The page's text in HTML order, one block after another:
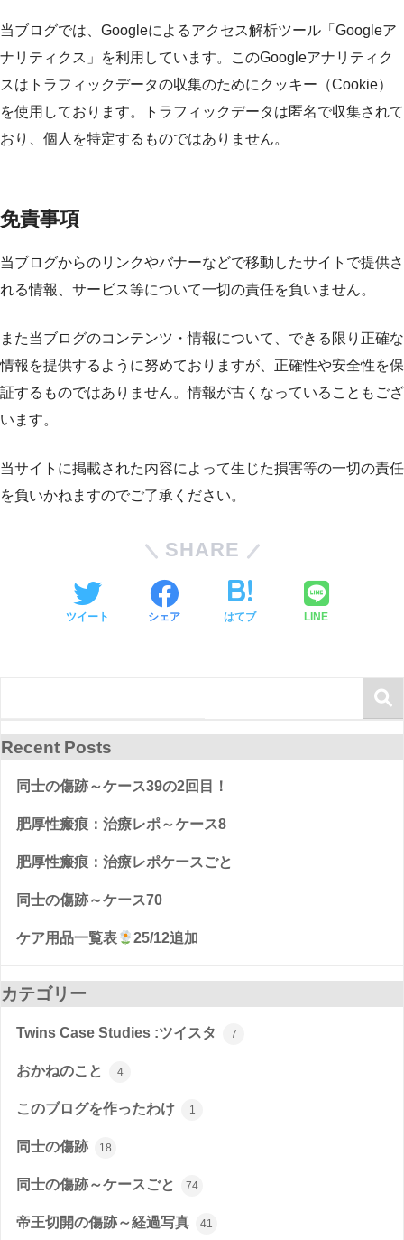
当ブログでは、Googleによるアクセス解析ツール「Googleア
ナリティクス」を利用しています。このGoogleアナリティク
スはトラフィックデータの収集のためにクッキー（Cookie）
を使用しております。トラフィックデータは匿名で収集されて
おり、個人を特定するものではありません。
免責事項
当ブログからのリンクやバナーなどで移動したサイトで提供さ
れる情報、サービス等について一切の責任を負いません。
また当ブログのコンテンツ・情報について、できる限り正確な
情報を提供するように努めておりますが、正確性や安全性を保
証するものではありません。情報が古くなっていることもござ
います。
当サイトに掲載された内容によって生じた損害等の一切の責任
を負いかねますのでご了承ください。
SHARE
ツイート シェア はてブ LINE
Recent Posts
同士の傷跡～ケース39の2回目！
肥厚性瘢痕：治療レポ～ケース8
肥厚性瘢痕：治療レポケースごと
同士の傷跡～ケース70
ケア用品一覧表 25/12追加
カテゴリー
Twins Case Studies :ツイスタ 7
おかねのこと 4
このブログを作ったわけ 1
同士の傷跡 18
同士の傷跡～ケースごと 74
帝王切開の傷跡～経過写真 41